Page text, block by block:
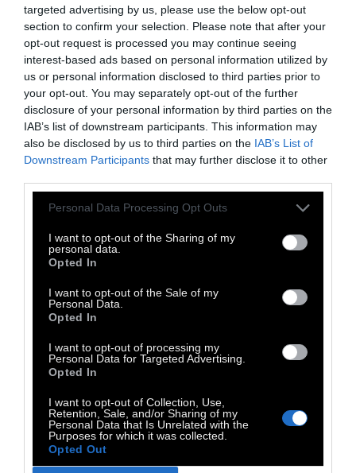
targeted advertising by us, please use the below opt-out
section to confirm your selection. Please note that after your
opt-out request is processed you may continue seeing
interest-based ads based on personal information utilized by
us or personal information disclosed to third parties prior to
your opt-out. You may separately opt-out of the further
disclosure of your personal information by third parties on the
IAB’s list of downstream participants. This information may
also be disclosed by us to third parties on the IAB’s List of
Downstream Participants that may further disclose it to other
Personal Data Processing Opt Outs
I want to opt-out of the Sharing of my
personal data.
Opted In
I want to opt-out of the Sale of my
Personal Data.
Opted In
I want to opt-out of processing my
Personal Data for Targeted Advertising.
Opted In
I want to opt-out of Collection, Use,
Retention, Sale, and/or Sharing of my
Personal Data that Is Unrelated with the
Purposes for which it was collected.
Opted Out
Η πρώτη μέρα του Borderline μάς βρίσκει
στη δωρεάν υπαίθρια σκηνή της Δημοτικής
Αγοράς Κυψέλης, στην καρδιά της πόλης.
Ξεκινώντας με υψηλά επίπεδα ενέργειας, η
μέρα συνδυάζει το δαιδαλώδες flow της
Νιγηριανής ράπερ Aunty Rayzor, το ιστορικό
Detroit electro των AUX 88, ένα DJ set από
την BAMBII που αψηφά τα όρια των μουσικών
ιδιωμάτων και των BPM, καθώς και φρέσκες
rap, trap και reggaeton επιλογές από τις
ZoneToZone.
17:30 | Δημοτική Αγορά Κυψέλης (Ελεύθερη
είσοδος)
17:30 - 20:30 | ZoneToZone
20:30 - 21:15 | Aunty Rayzor
21:15 - 22:15 | AUX 88
22:15 | BAMBII